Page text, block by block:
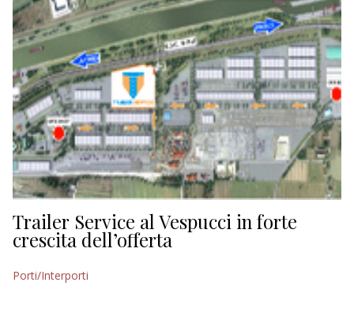
Trailer Service al Vespucci in forte
crescita dell’offerta
Porti/Interporti